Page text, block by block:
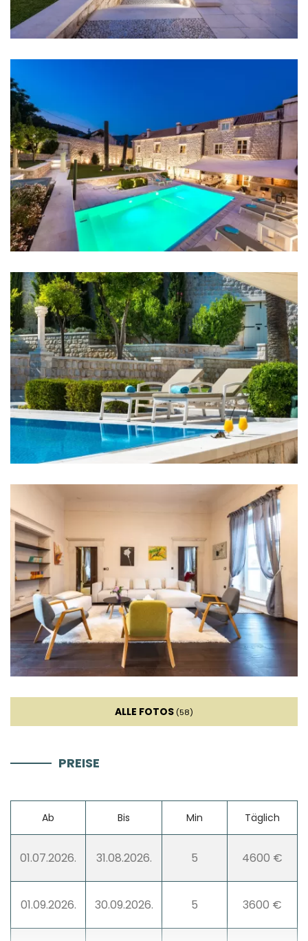
Schlafzimmer 5: Doppelbett: 1
TV in jedem Zimmer
Kinderbett
Bettwäsche
Badezimmer
Badezimmer 1: En suite, Waschbecken, Toilette,
Dusche
Badezimmer 2: En suite, Waschbecken, Toilette,
Dusche
Badezimmer 3: En suite, Waschbecken, Toilette,
Dusche
Badezimmer 4: En suite, Waschbecken, Toilette,
Badezimmer 5: En suite, Waschbecken, Toilette,
Badewanne, Bidet
Badezimmer 6: En suite, Waschbecken, Toilette,
Badewanne, Bidet
Badezimmer 7: Waschbecken, Toilette
Badezimmer 8: Waschbecken, Toilette
Waschmaschine
Bügeleisen
Handtücher
ALLE FOTOS (58)
PREISE
Ab Bis Min Täglich
01.07.2026. 31.08.2026. 5 4600 €
01.09.2026. 30.09.2026. 5 3600 €